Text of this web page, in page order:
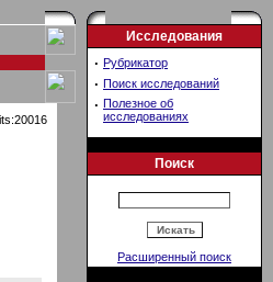
Исследования
· Рубрикатор
· Поиск исследований
· Полезное об
исследованиях
Поиск
Расширенный поиск